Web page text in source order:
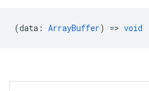
(data : ArrayBuffer) => void